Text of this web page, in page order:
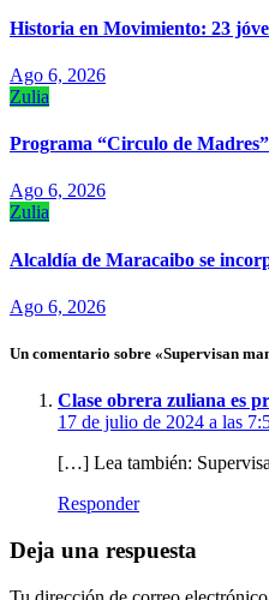
Historia en Movimiento: 23
Ago 6, 2026
Zulia
Programa “Circulo de
Ago 6, 2026
Zulia
Alcaldía de Maracaibo se
Ago 6, 2026
Un comentario sobre «Supervisan
Clase obrera zuliana es
17 de julio de 2024 a las
[…] Lea también:
Responder
Deja una respuesta